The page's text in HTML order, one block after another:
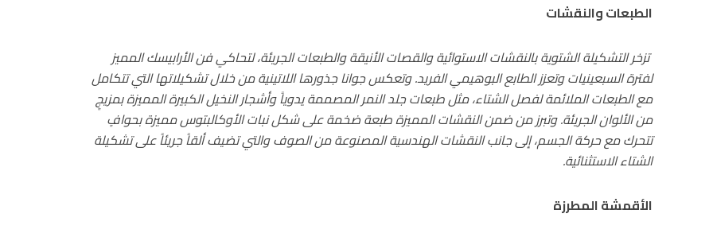
الطبعات والنقشات
تزخر التشكيلة الشتوية بالنقشات الاستوائية والقصات الأنيقة والطبعات الجريئة، لتحاكي فن الأرابيسك المميز
لفترة السبعينيات وتعزز الطابع البوهيمي الفريد. وتعكس جوانا جذورها اللاتينية من خلال تشكيلاتها التي تتكامل
مع الطبعات الملائمة لفصل الشتاء، مثل طبعات جلد النمر المصممة يدوياً وأشجار النخيل الكبيرة المميزة بمزيجٍ
من الألوان الجريئة. وتبرز من ضمن النقشات المميزة طبعة ضخمة على شكل نبات الأوكالبتوس مميزة بحوافٍ
تتحرك مع حركة الجسم، إلى جانب النقشات الهندسية المصنوعة من الصوف والتي تضيف ألقاً جريئاً على تشكيلة
الشتاء الاستثنائية.
الأقمشة المطرزة